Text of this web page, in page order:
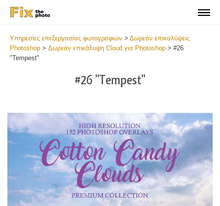
Υπηρεσίες επεξεργασίας φωτογραφιών > Δωρεάν επικαλύψεις
Photoshop > Δωρεάν επικάλυψη Cloud για Photoshop > #26
"Tempest"
#26 "Tempest"